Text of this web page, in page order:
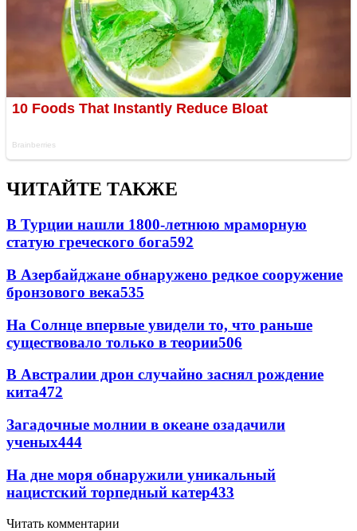
ЧИТАЙТЕ ТАКЖЕ
В Турции нашли 1800-летнюю мраморную
статую греческого бога592
В Азербайджане обнаружено редкое сооружение
бронзового века535
На Солнце впервые увидели то, что раньше
существовало только в теории506
В Австралии дрон случайно заснял рождение
кита472
Загадочные молнии в океане озадачили
ученых444
На дне моря обнаружили уникальный
нацистский торпедный катер433
Читать комментарии